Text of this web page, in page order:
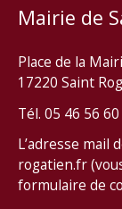
Mairie de
Place de la
17220 Saint
Tél. 05 46 56
L’adresse mail
rogatien.fr
formulaire de